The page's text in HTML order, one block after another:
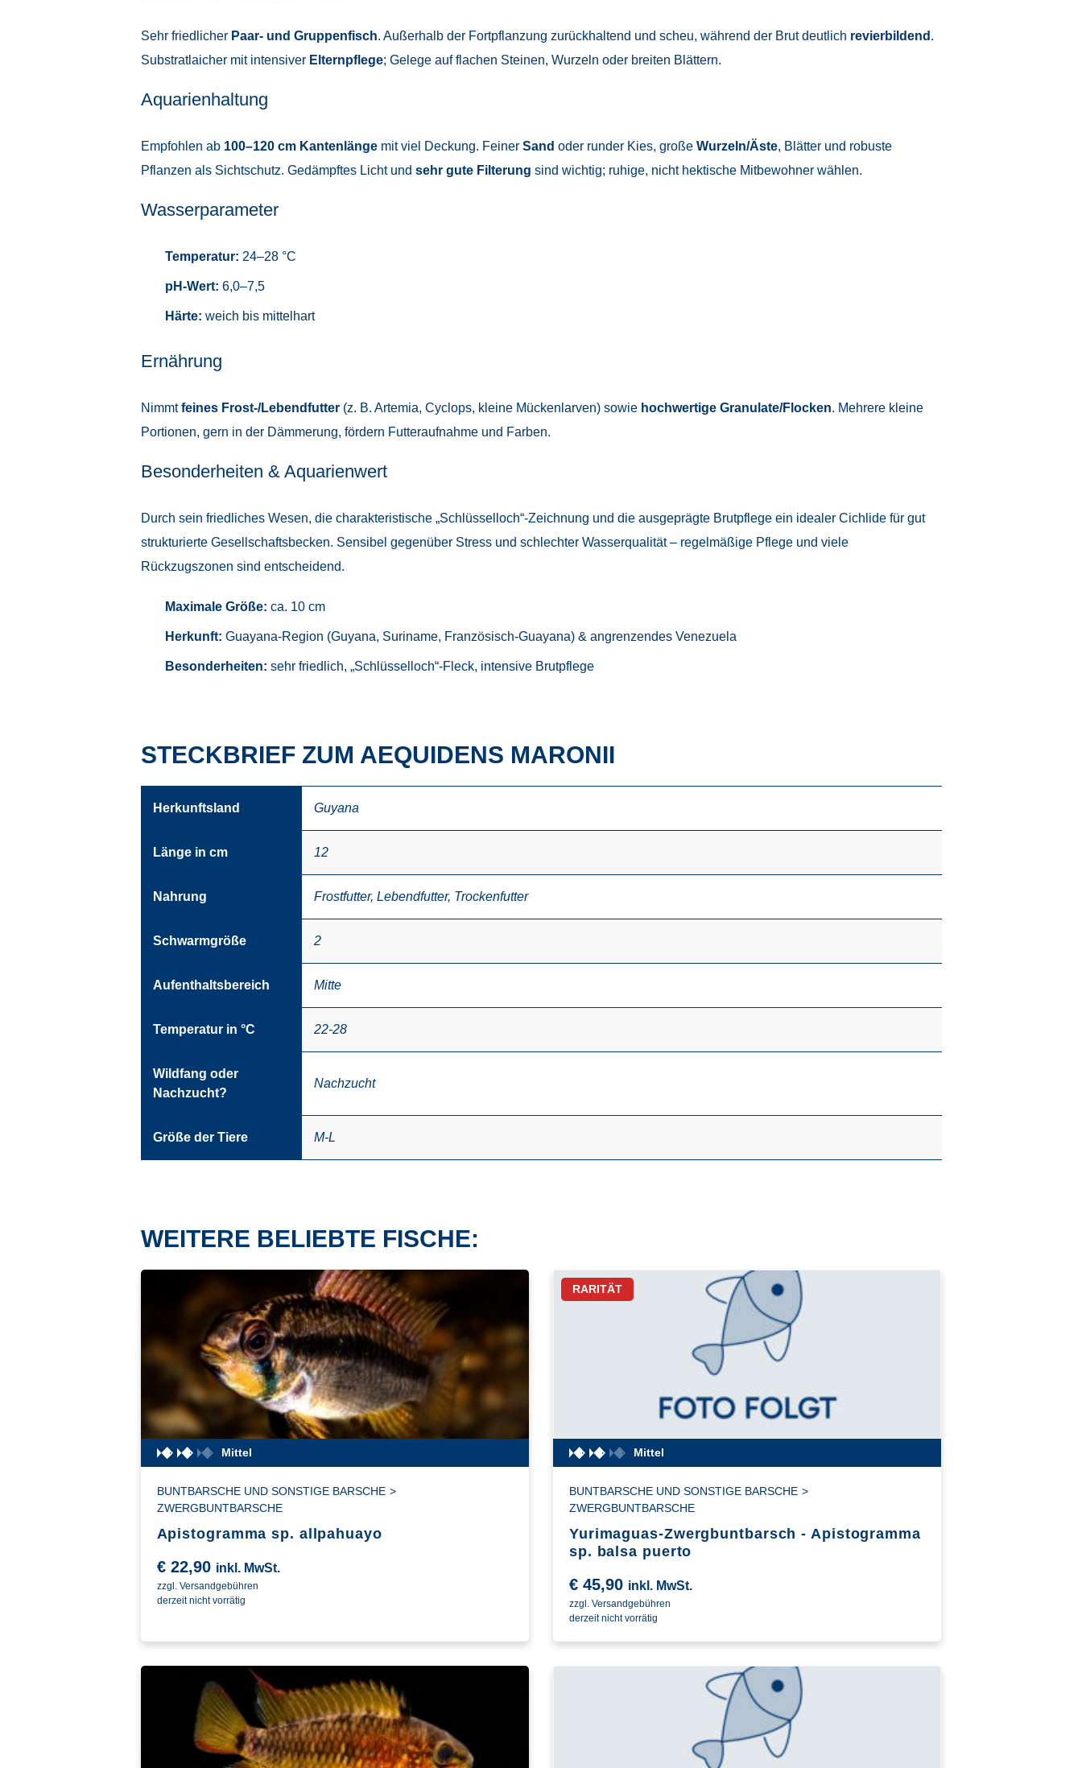
Sehr friedlicher Paar- und Gruppenfisch. Außerhalb der Fortpflanzung zurückhaltend und scheu, während der Brut deutlich revierbildend .
Substratlaicher mit intensiver Elternpflege; Gelege auf flachen Steinen, Wurzeln oder breiten Blättern.
Aquarienhaltung
Empfohlen ab 100–120 cm Kantenlängemit viel Deckung. Feiner Sand oder runder Kies, große Wurzeln/Äste, Blätter und robuste
Pflanzen als Sichtschutz. Gedämpftes Licht und sehr gute Filterung sind wichtig; ruhige, nicht hektische Mitbewohner wählen.
Wasserparameter
Temperatur: 24–28 °C
pH-Wert: 6,0–7,5
Härte: weich bis mittelhart
Ernährung
Nimmtfeines Frost-/Lebendfutter(z. B. Artemia, Cyclops, kleine Mückenlarven) sowie hochwertige Granulate/Flocken. Mehrere kleine
Portionen, gern in der Dämmerung, fördern Futteraufnahme und Farben.
Besonderheiten & Aquarienwert
Durch sein friedliches Wesen, die charakteristische „Schlüsselloch“-Zeichnung und die ausgeprägte Brutpflege ein idealer Cichlide für gut
strukturierte Gesellschaftsbecken. Sensibel gegenüber Stress und schlechter Wasserqualität – regelmäßige Pflege und viele
Rückzugszonen sind entscheidend.
Maximale Größe: ca. 10 cm
Herkunft: Guayana-Region (Guyana, Suriname, Französisch-Guayana) & angrenzendes Venezuela
Besonderheiten: sehr friedlich, „Schlüsselloch“-Fleck, intensive Brutpflege
STECKBRIEF ZUM AEQUIDENS MARONII
Herkunftsland Guyana
Länge in cm 12
Nahrung Frostfutter, Lebendfutter, Trockenfutter
Schwarmgröße 2
Aufenthaltsbereich Mitte
Temperatur in °C 22-28
Wildfang oder
Nachzucht?
Nachzucht
Größe der Tiere M-L
WEITERE BELIEBTE FISCHE:
Mittel
BUNTBARSCHE UND SONSTIGE BARSCHE >
ZWERGBUNTBARSCHE
Apistogramma sp. allpahuayo
€22,90 inkl. MwSt.
zzgl. Versandgebühren
derzeit nicht vorrätig
RARITÄT
Mittel
BUNTBARSCHE UND SONSTIGE BARSCHE >
ZWERGBUNTBARSCHE
Yurimaguas-Zwergbuntbarsch - Apistogramma
sp. balsa puerto
€45,90 inkl. MwSt.
zzgl. Versandgebühren
derzeit nicht vorrätig